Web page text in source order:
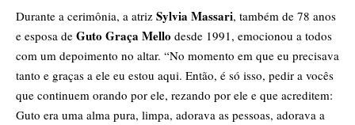
Durante a cerimônia, a atriz Sylvia Massari, também de 78 anos
e esposa de Guto Graça Mello desde 1991, emocionou a todos
com um depoimento no altar. “No momento em que eu precisava
tanto e graças a ele eu estou aqui. Então, é só isso, pedir a vocês
que continuem orando por ele, rezando por ele e que acreditem:
Guto era uma alma pura, limpa, adorava as pessoas, adorava a